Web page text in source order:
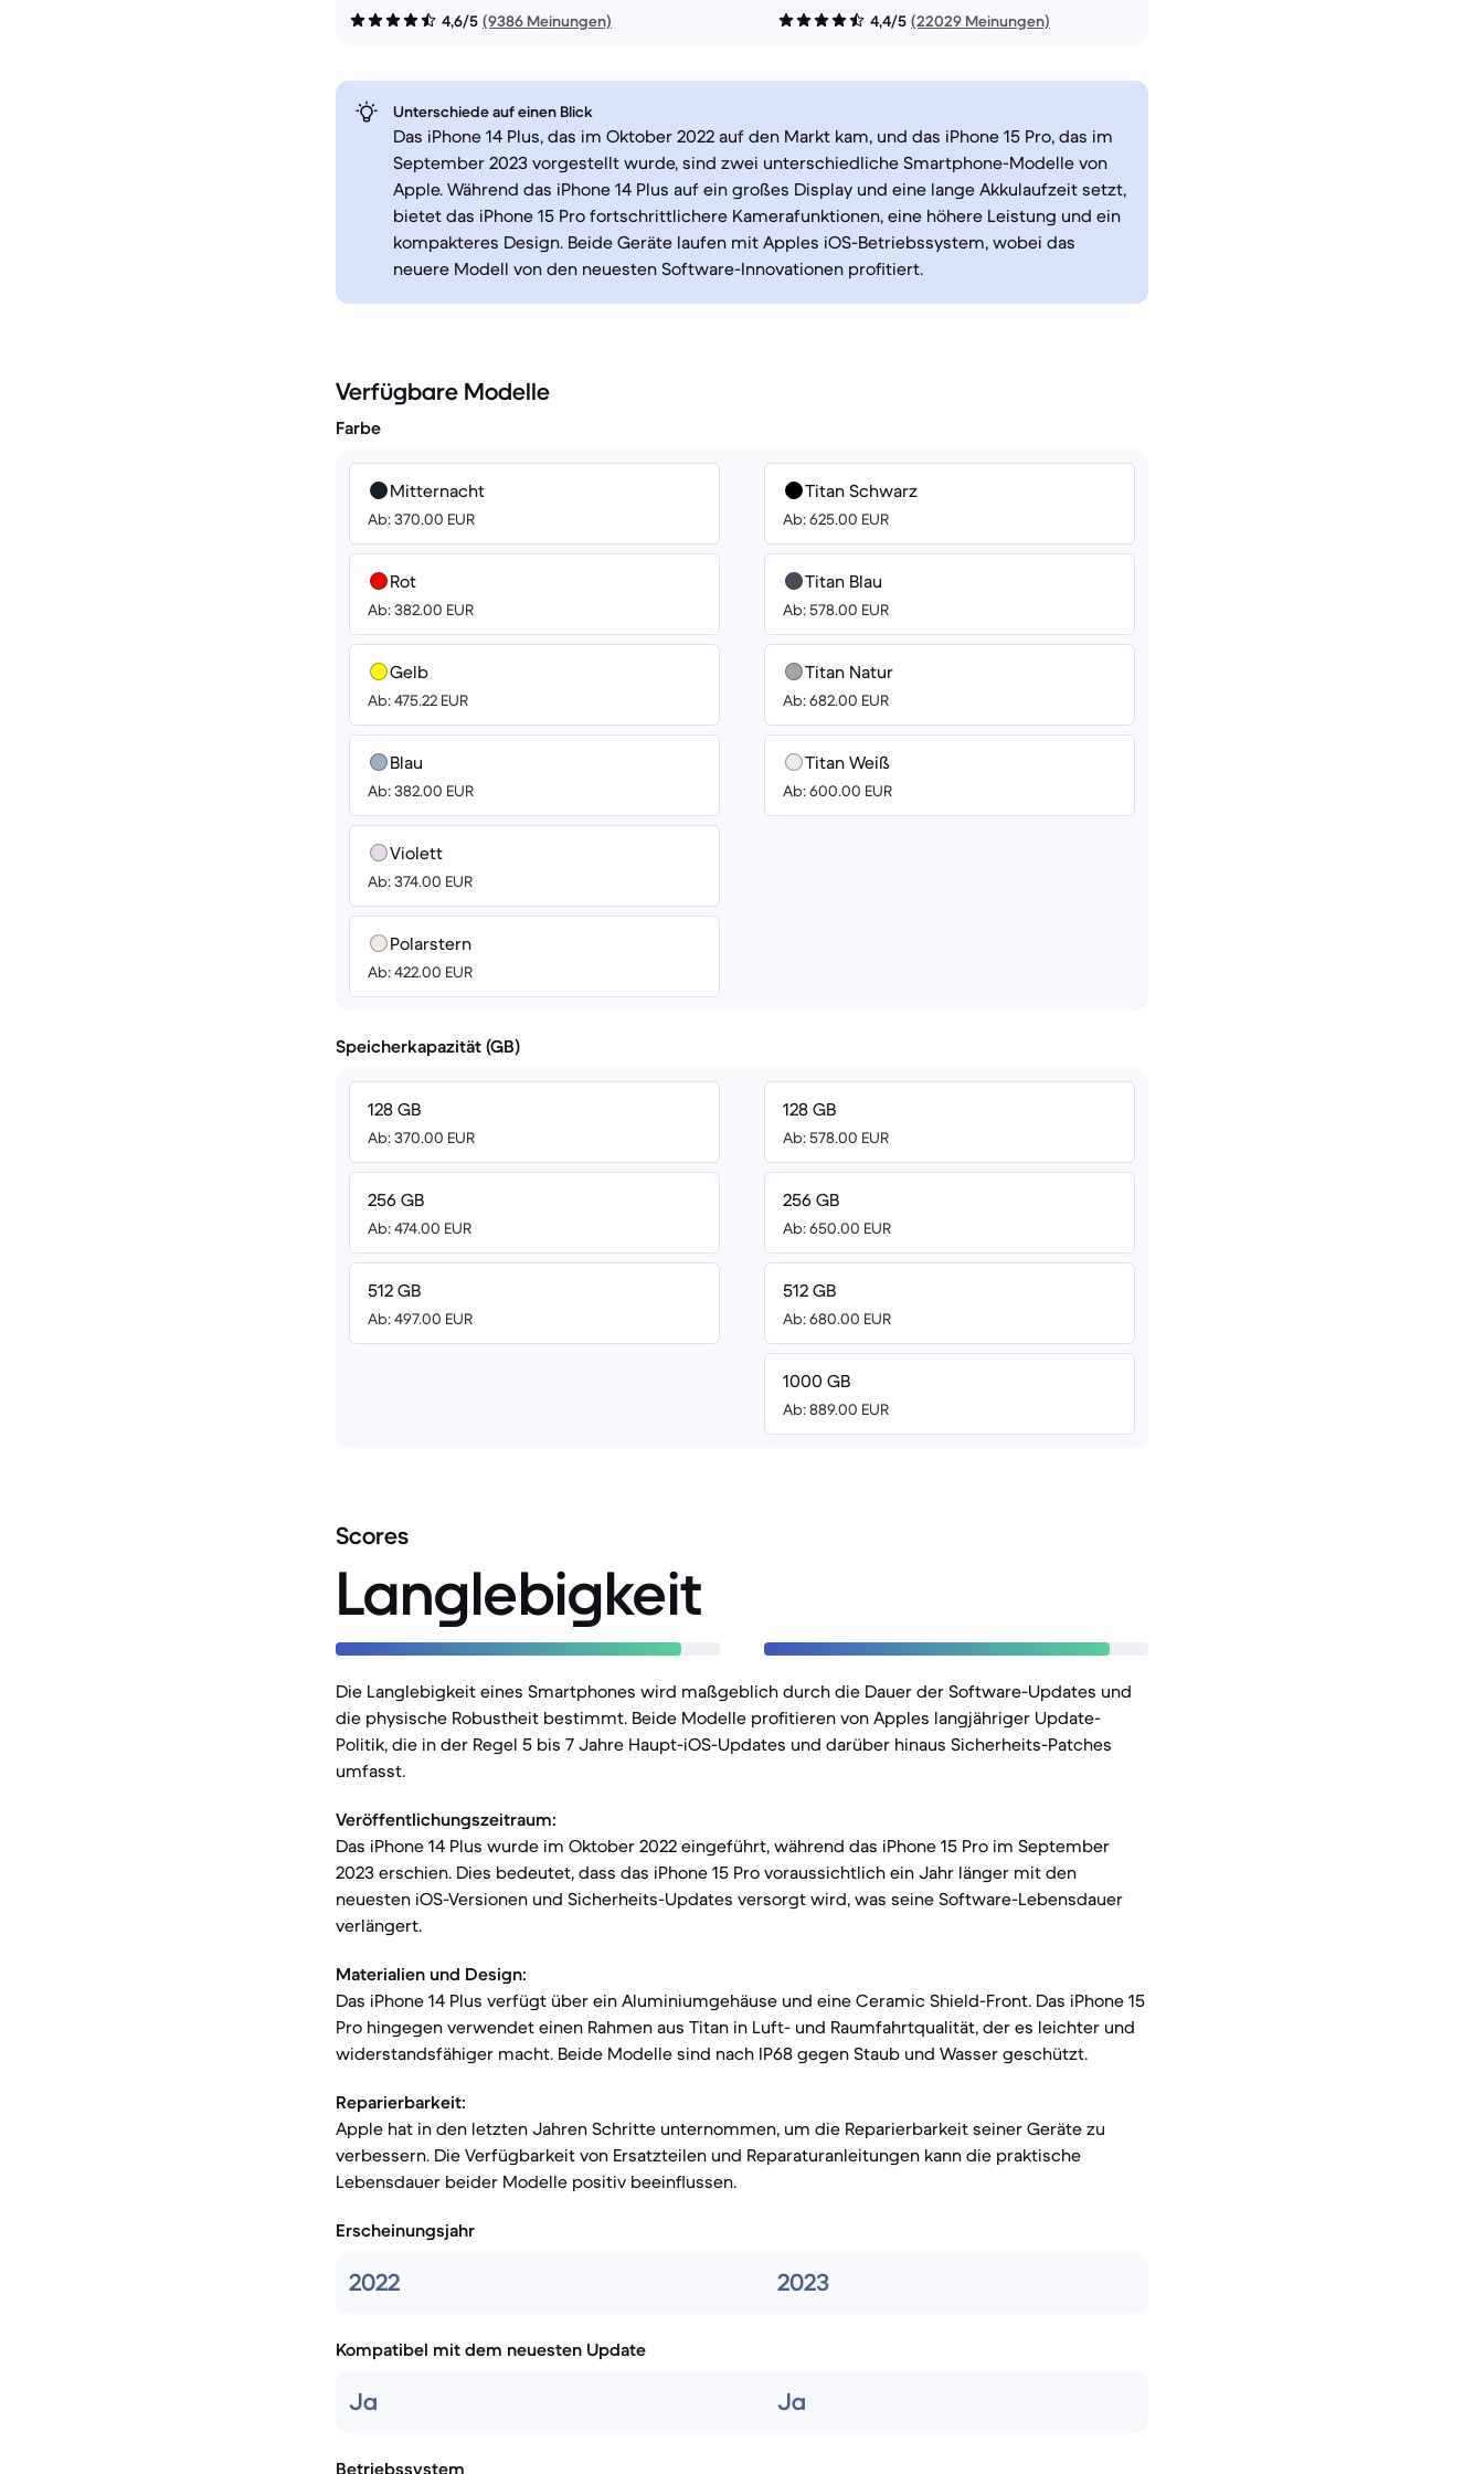
4,6/5 (9386 Meinungen) 4,4/5 (22029 Meinungen)
Unterschiede auf einen Blick
Das iPhone 14 Plus, das im Oktober 2022 auf den Markt kam, und das iPhone 15 Pro, das im
September 2023 vorgestellt wurde, sind zwei unterschiedliche Smartphone-Modelle von
Apple. Während das iPhone 14 Plus auf ein großes Display und eine lange Akkulaufzeit setzt,
bietet das iPhone 15 Pro fortschrittlichere Kamerafunktionen, eine höhere Leistung und ein
kompakteres Design. Beide Geräte laufen mit Apples iOS-Betriebssystem, wobei das
neuere Modell von den neuesten Software-Innovationen profitiert.
Verfügbare Modelle
Farbe
Mitternacht
Ab: 370.00 EUR
Rot
Ab: 382.00 EUR
Gelb
Ab: 475.22 EUR
Blau
Ab: 382.00 EUR
Violett
Ab: 374.00 EUR
Polarstern
Ab: 422.00 EUR
Titan Schwarz
Ab: 625.00 EUR
Titan Blau
Ab: 578.00 EUR
Titan Natur
Ab: 682.00 EUR
Titan Weiß
Ab: 600.00 EUR
Speicherkapazität (GB)
128 GB
Ab: 370.00 EUR
256 GB
Ab: 474.00 EUR
512 GB
Ab: 497.00 EUR
128 GB
Ab: 578.00 EUR
256 GB
Ab: 650.00 EUR
512 GB
Ab: 680.00 EUR
1000 GB
Ab: 889.00 EUR
Scores
Langlebigkeit
Die Langlebigkeit eines Smartphones wird maßgeblich durch die Dauer der Software-Updates und
die physische Robustheit bestimmt. Beide Modelle profitieren von Apples langjähriger Update-
Politik, die in der Regel 5 bis 7 Jahre Haupt-iOS-Updates und darüber hinaus Sicherheits-Patches
umfasst.
Veröffentlichungszeitraum:
Das iPhone 14 Plus wurde im Oktober 2022 eingeführt, während das iPhone 15 Pro im September
2023 erschien. Dies bedeutet, dass das iPhone 15 Pro voraussichtlich ein Jahr länger mit den
neuesten iOS-Versionen und Sicherheits-Updates versorgt wird, was seine Software-Lebensdauer
verlängert.
Materialien und Design:
Das iPhone 14 Plus verfügt über ein Aluminiumgehäuse und eine Ceramic Shield-Front. Das iPhone 15
Pro hingegen verwendet einen Rahmen aus Titan in Luft- und Raumfahrtqualität, der es leichter und
widerstandsfähiger macht. Beide Modelle sind nach IP68 gegen Staub und Wasser geschützt.
Reparierbarkeit:
Apple hat in den letzten Jahren Schritte unternommen, um die Reparierbarkeit seiner Geräte zu
verbessern. Die Verfügbarkeit von Ersatzteilen und Reparaturanleitungen kann die praktische
Lebensdauer beider Modelle positiv beeinflussen.
Erscheinungsjahr
2022 2023
Kompatibel mit dem neuesten Update
Ja Ja
Betriebssystem